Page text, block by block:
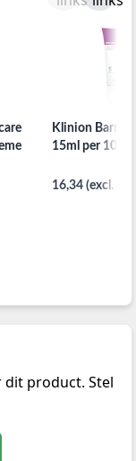
Klinion Barrier
15ml per 10st.
16,34 (excl.
dit product. Stel